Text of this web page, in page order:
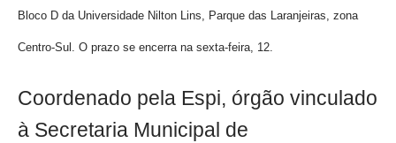
Bloco D da Universidade Nilton Lins, Parque das Laranjeiras, zona
Centro-Sul. O prazo se encerra na sexta-feira, 12.
Coordenado pela Espi, órgão vinculado
à Secretaria Municipal de